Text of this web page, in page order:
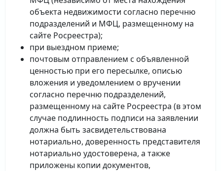
объекта недвижимости согласно перечню
подразделений и МФЦ, размещенному на
сайте Росреестра);
при выездном приеме;
почтовым отправлением с объявленной
ценностью при его пересылке, описью
вложения и уведомлением о вручении
согласно перечню подразделений,
размещенному на сайте Росреестра (в этом
случае подлинность подписи на заявлении
должна быть засвидетельствована
нотариально, доверенность представителя
нотариально удостоверена, а также
приложены копии документов,